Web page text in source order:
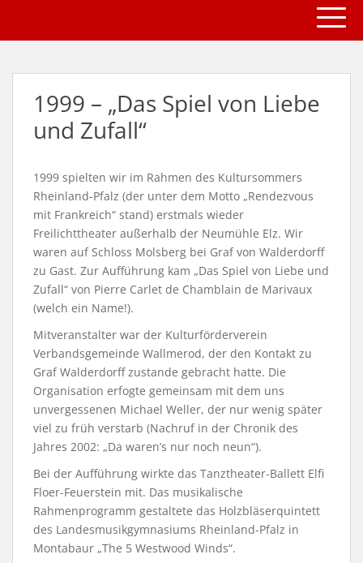
i
1999 – „Das Spiel von Liebe
und Zufall“
1999 spielten wir im Rahmen des Kultursommers
Rheinland-Pfalz (der unter dem Motto „Rendezvous
mit Frankreich“ stand) erstmals wieder
Freilichttheater außerhalb der Neumühle Elz. Wir
waren auf Schloss Molsberg bei Graf von Walderdorff
zu Gast. Zur Aufführung kam „Das Spiel von Liebe und
Zufall“ von Pierre Carlet de Chamblain de Marivaux
(welch ein Name!).
Mitveranstalter war der Kulturförderverein
Verbandsgemeinde Wallmerod, der den Kontakt zu
Graf Walderdorff zustande gebracht hatte. Die
Organisation erfogte gemeinsam mit dem uns
unvergessenen Michael Weller, der nur wenig später
viel zu früh verstarb (Nachruf in der Chronik des
Jahres 2002: „Da waren’s nur noch neun“).
Bei der Aufführung wirkte das Tanztheater-Ballett Elfi
Floer-Feuerstein mit. Das musikalische
Rahmenprogramm gestaltete das Holzbläserquintett
des Landesmusikgymnasiums Rheinland-Pfalz in
Montabaur „The 5 Westwood Winds“.